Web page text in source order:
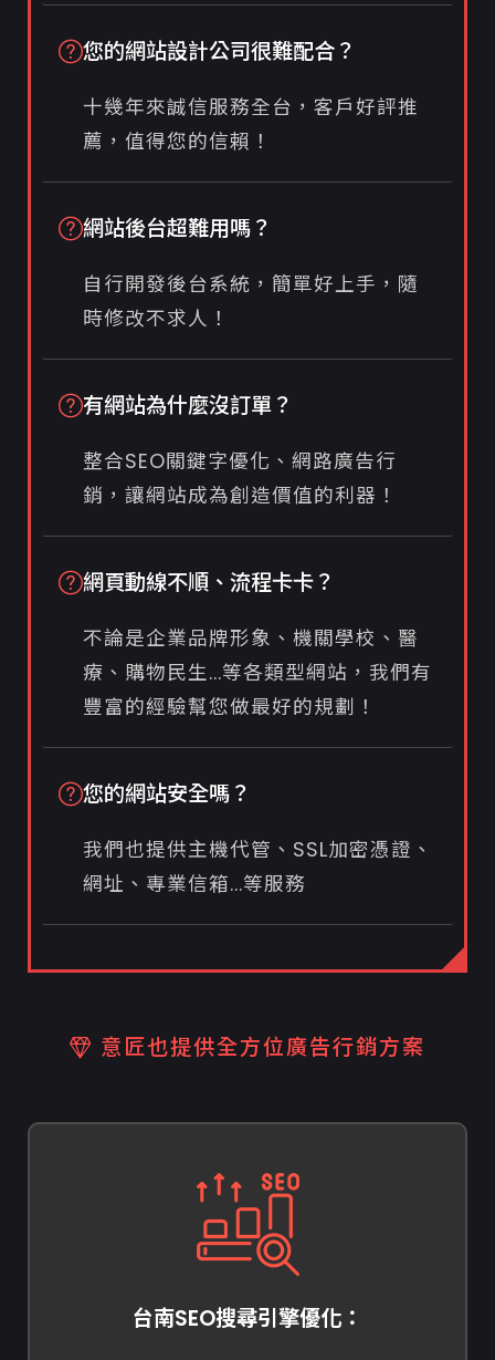
您的網站設計公司很難配合？
十幾年來誠信服務全台，客戶好評推
薦，值得您的信賴！
網站後台超難用嗎？
自行開發後台系統，簡單好上手，隨
時修改不求人！
有網站為什麼沒訂單？
整合SEO關鍵字優化、網路廣告行
銷，讓網站成為創造價值的利器！
網頁動線不順、流程卡卡？
不論是企業品牌形象、機關學校、醫
療、購物民生...等各類型網站，我們有
豐富的經驗幫您做最好的規劃！
您的網站安全嗎？
我們也提供主機代管、SSL加密憑證、
網址、專業信箱...等服務
意匠也提供全方位廣告行銷方案
台南SEO搜尋引擎優化：